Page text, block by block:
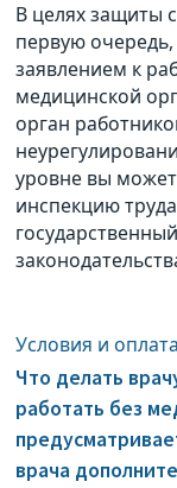
В целях защиты
первую
заявлением к
медицинской
орган
уровне вы
инспекцию
Условия и
Что делать
работать без
врача